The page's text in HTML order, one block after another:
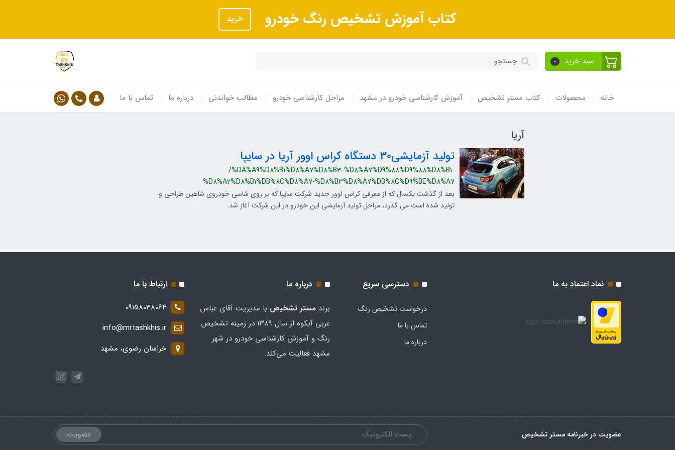
کتاب آموزش تشخیص رنگ خودرو خرید
سبد خرید 0
خانه محصولات کتاب مستر تشخیص آموزش کارشناسی خودرو در مشهد مراحل کارشناسی خودرو مطالب خواندنی درباره ما تماس با ما
آریا
تولید آزمایشی30 دستگاه کراس اوور آریا در سایپا
/%DA%A9%D8%B1%D8%A7%D8%B3-%D8%A7%D9%88%D9%88%D8%B1-
%D8%A2%D8%B1%DB%8C%D8%A7-%D8%B3%D8%A7%DB%8C%D9%BE%D8%A7
بعد از گذشت یکسال که از معرفی کراس اوور جدید شرکت سایپا که بر روی شاسی خودروی شاهین طراحی و
تولید شده است می گذرد، مراحل تولید آزمایشی این خودرو در این شرکت آغاز شد.
نماد اعتماد به ما دسترسی سریع
درخواست تشخیص رنگ
تماس با ما
درباره ما
درباره ما
برند مستر تشخيص با مدیریت آقای عباس
عربی آبکوه از سال ۱۳۸۹ در زمینه تشخیص
رنگ و آموزش کارشناسی خودرو در شهر
مشهد فعالیت می‌کند.
ارتباط با ما
09158038064
info@mrtashkhis.ir
خراسان رضوی، مشهد
عضویت در خبرنامه مستر تشخیص عضویت